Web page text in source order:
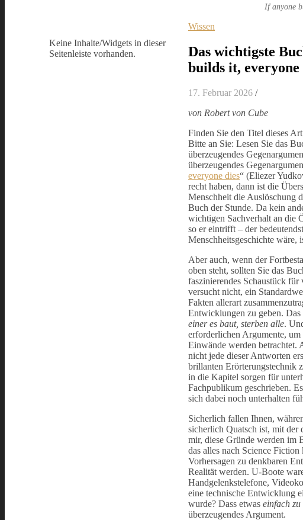
Keine Inhalte/Widgets in dieser
Seitenleiste vorhanden.
If anyone
Wissen
Das wichtigste
builds it, everyone
17. Februar 2026 /
von Robert von Cube
Finden Sie den Titel dieses
Bitte an Sie: Lesen Sie das
überzeugendes
überzeugendes
everyone dies“ (Eliezer
recht haben, dann ist die
Menschheit die Auslöschung
Buch der Stunde. Da kein
wichtigen Sachverhalt an die
so er eintrifft – der
Menschheitsgeschichte wäre,
Aber auch, wenn der
oben steht, sollten Sie das
faszinierendes Schaustück
versucht nicht, ein
Fakten allerart
Entwicklungen zu geben. Das
einer es baut, sterben alle.
erforderlichen Argumente, um
Einwände werden betrachtet.
nicht jede dieser Antworten
brillanten Erörterungstechnik
in die Kapitel sorgen für
Fachpublikum geschrieben.
sich dabei noch unterhalten
Sicherlich fallen Ihnen,
sicherlich Quatsch ist, mit der
mir, diese Gründe werden im
das alles nach Science
Vorhersagen zu denkbaren
Realität werden. U-Boote
Handgelenkstelefone,
eine technische Entwicklung
wurde? Dass etwas einfach zu
überzeugendes Argument.